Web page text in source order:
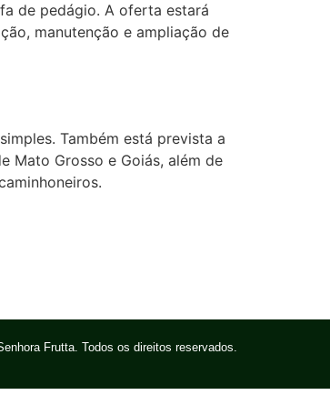
de pedágio. A oferta estará
manutenção e ampliação de
Também está prevista a
Mato Grosso e Goiás, além de
Frutta. Todos os direitos reservados.